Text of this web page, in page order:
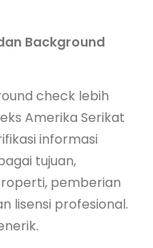
Background
check lebih
Amerika Serikat
informasi
tujuan,
pemberian
lisensi profesional.